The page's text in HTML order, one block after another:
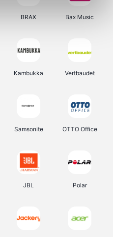
BRAX Bax Music
Kambukka Vertbaudet
Samsonite OTTO Office
JBL Polar